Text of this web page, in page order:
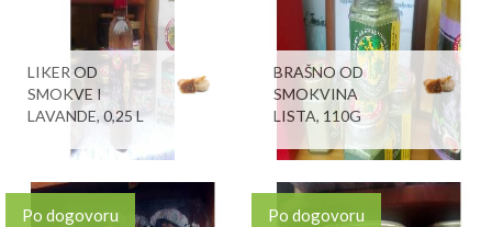
LIKER OD
SMOKVE I
LAVANDE, 0,25 L
BRAŠNO OD
SMOKVINA
LISTA, 110G
Po dogovoru Po dogovoru